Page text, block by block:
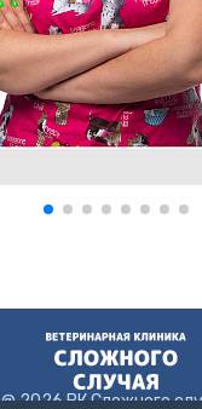
@ 2026 ВК Сложного